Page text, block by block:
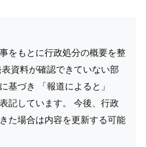
をもとに行政処分の概要を整
資料が確認できていない部
基づき 「報道によると」
記しています。 今後、行政
た場合は内容を更新する可能